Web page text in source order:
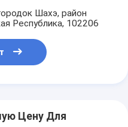
Шахэ, район
Республика, 102206
Цену Для